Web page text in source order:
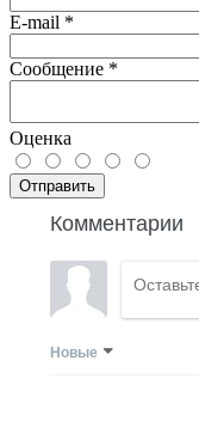
E-mail *
Сообщение *
Оценка
Отправить
Комментарии
Новые